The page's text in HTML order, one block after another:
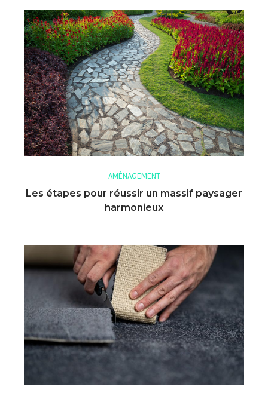
AMÉNAGEMENT
Les étapes pour réussir un massif paysager
harmonieux